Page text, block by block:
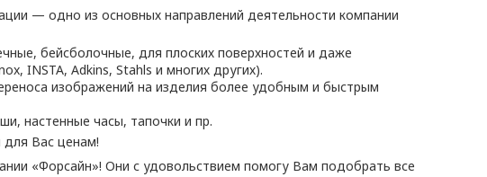
— одно из основных направлений деятельности компании
бейсболочные, для плоских поверхностей и даже
INSTA, Adkins, Stahls и многих других).
изображений на изделия более удобным и быстрым
настенные часы, тапочки и пр.
Вас ценам!
«Форсайн»! Они с удовольствием помогу Вам подобрать все